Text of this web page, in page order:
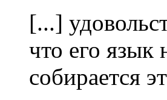
[...]
что его
собирается